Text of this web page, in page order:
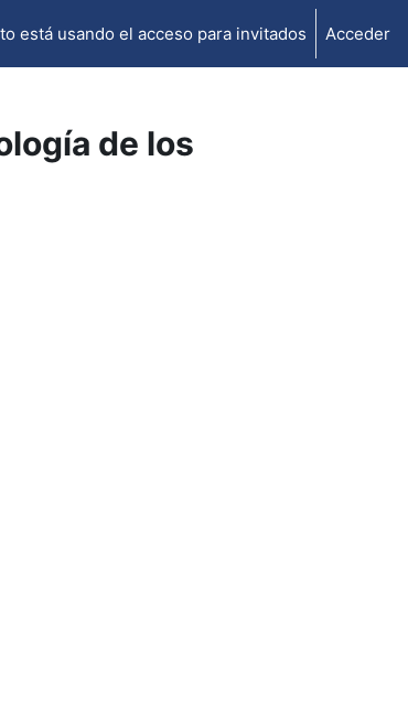
está usando el acceso para invitados Acceder
de los